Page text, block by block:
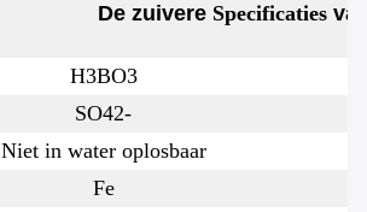
De zuivere Specificaties
H3BO3
SO42-
Niet in water oplosbaar
Fe